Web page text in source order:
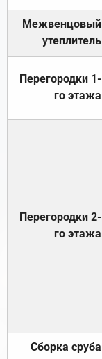
Межвенцовый
утеплитель
Перегородки 1-
го этажа
Перегородки 2-
го этажа
Сборка сруба